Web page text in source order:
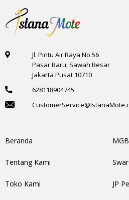
Jl. Pintu Air Raya No.56
Pasar Baru, Sawah Besar
Jakarta Pusat 10710
628118904745
Beranda
Tentang Kami
Toko Kami
MGB
JP